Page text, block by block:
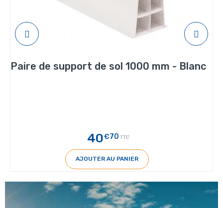
Paire de support de sol 1000 mm - Blanc
40€70 TTC
AJOUTER AU PANIER